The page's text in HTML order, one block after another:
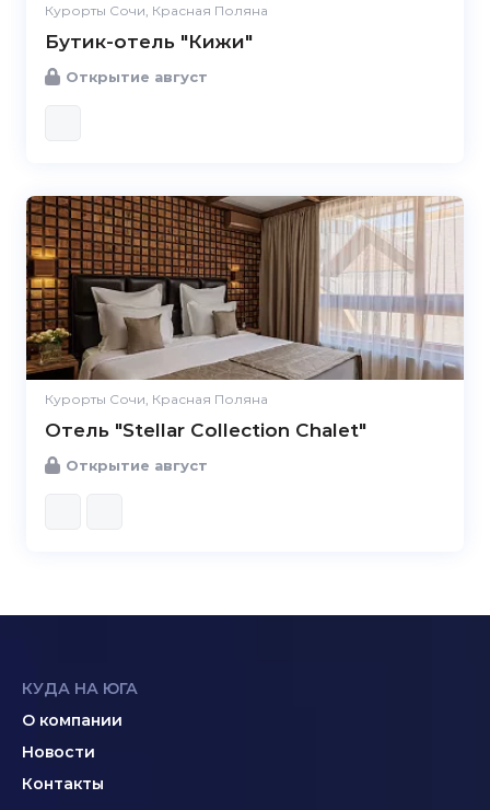
Курорты Сочи, Красная Поляна
Бутик-отель "Кижи"
Открытие август
Курорты Сочи, Красная Поляна
Отель "Stellar Collection Chalet"
Открытие август
КУДА НА ЮГА
О компании
Новости
Контакты